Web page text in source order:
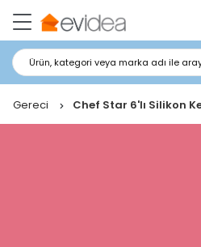
Ürün, kategori veya marka adı ile
Gereci Chef Star 6'lı Silikon